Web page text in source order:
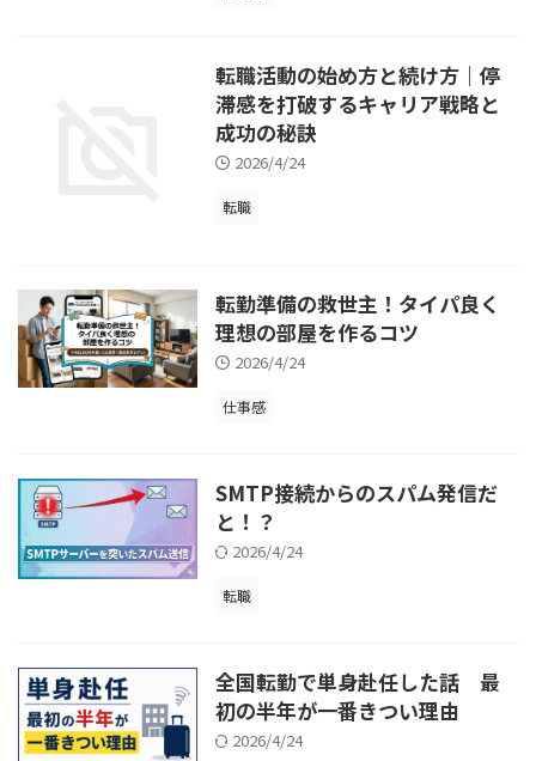
転職活動の始め方と続け方｜停
滞感を打破するキャリア戦略と
成功の秘訣
2026/4/24
転職
転勤準備の救世主！タイパ良く
理想の部屋を作るコツ
2026/4/24
仕事感
SMTP接続からのスパム発信だ
と！？
2026/4/24
転職
全国転勤で単身赴任した話 最
初の半年が一番きつい理由
2026/4/24